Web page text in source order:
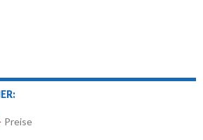
Preise